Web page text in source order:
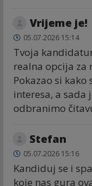
Vrijeme je!
05.07.2026 15:14
Tvoja
realna opcija za
Pokazao si
interesa, a sada
odbranimo
Stefan
05.07.2026 15:16
Kandiduj se i
koje nas gura